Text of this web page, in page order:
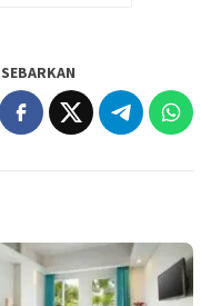
SEBARKAN